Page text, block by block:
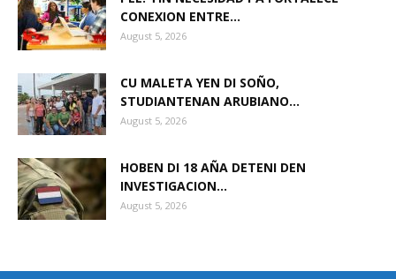
CONEXION ENTRE...
August 5, 2026
CU MALETA YEN DI SOÑO,
STUDIANTENAN ARUBIANO...
August 5, 2026
HOBEN DI 18 AÑA DETENI DEN
INVESTIGACION...
August 5, 2026